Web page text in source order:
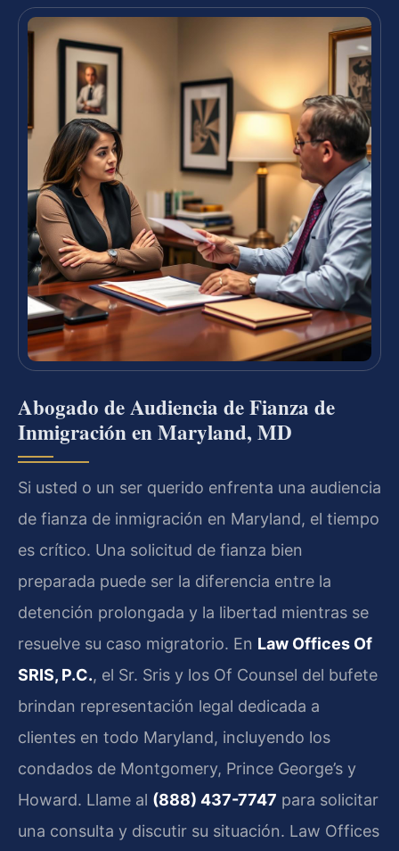
Abogado de Audiencia de Fianza de
Inmigración en Maryland, MD
Si usted o un ser querido enfrenta una audiencia
de fianza de inmigración en Maryland, el tiempo
es crítico. Una solicitud de fianza bien
preparada puede ser la diferencia entre la
detención prolongada y la libertad mientras se
resuelve su caso migratorio. En Law Offices Of
SRIS, P.C., el Sr. Sris y los Of Counsel del bufete
brindan representación legal dedicada a
clientes en todo Maryland, incluyendo los
condados de Montgomery, Prince George’s y
Howard. Llame al (888) 437-7747 para solicitar
una consulta y discutir su situación. Law Offices